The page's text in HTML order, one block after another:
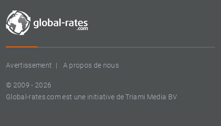
Avertissement A propos de nous
© 2009 - 2026
Global-rates.com est une initiative de Triami Media BV